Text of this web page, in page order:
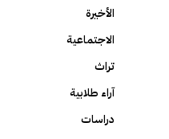
الأخيرة
الاجتماعية
تراث
آراء طلابية
دراسات